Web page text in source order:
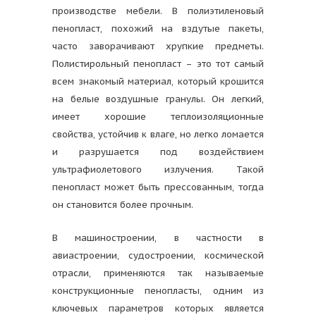
производстве мебели. В полиэтиленовый
пенопласт, похожий на вздутые пакеты,
часто заворачивают хрупкие предметы.
Полистирольный пенопласт – это тот самый
всем знакомый материал, который крошится
на белые воздушные гранулы. Он легкий,
имеет хорошие теплоизоляционные
свойства, устойчив к влаге, но легко ломается
и разрушается под воздействием
ультрафиолетового излучения. Такой
пенопласт может быть прессованным, тогда
он становится более прочным.
В машиностроении, в частности в
авиастроении, судостроении, космической
отрасли, применяются так называемые
конструкционные пенопласты, одним из
ключевых параметров которых является